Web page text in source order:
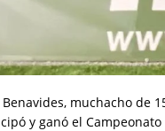
Benavides, muchacho de
y ganó el